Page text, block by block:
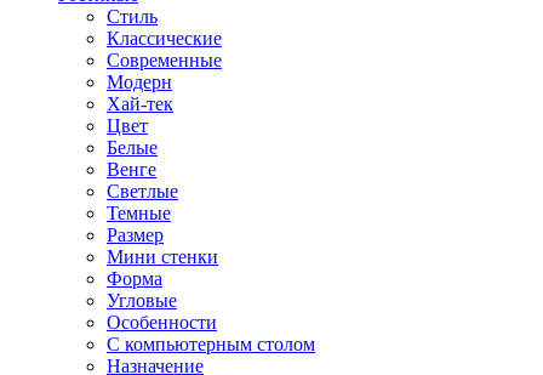
Стиль
Классические
Современные
Модерн
Хай-тек
Цвет
Белые
Венге
Светлые
Темные
Размер
Мини стенки
Форма
Угловые
Особенности
С компьютерным столом
Назначение